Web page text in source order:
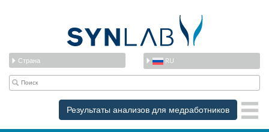
Страна RU
Результаты анализов для медработников